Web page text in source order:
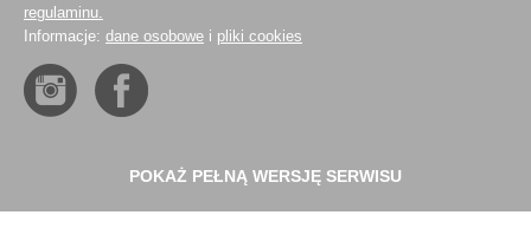
regulaminu.
Informacje: dane osobowe i pliki cookies
POKAŻ PEŁNĄ WERSJĘ SERWISU